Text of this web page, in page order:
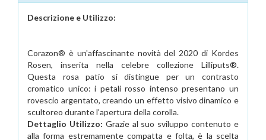
Descrizione e Utilizzo:
Corazon® è un'affascinante novità del 2020 di Kordes
Rosen, inserita nella celebre collezione Lilliputs®.
Questa rosa patio si distingue per un contrasto
cromatico unico: i petali rosso intenso presentano un
rovescio argentato, creando un effetto visivo dinamico e
scultoreo durante l'apertura della corolla.
Dettaglio Utilizzo: Grazie al suo sviluppo contenuto e
alla forma estremamente compatta e folta, è la scelta